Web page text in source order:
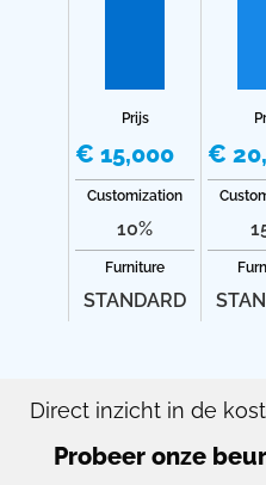
Prijs
€ 15,000
Customization
10%
Furniture
STANDARD
€
Direct inzicht in de
Probeer onze